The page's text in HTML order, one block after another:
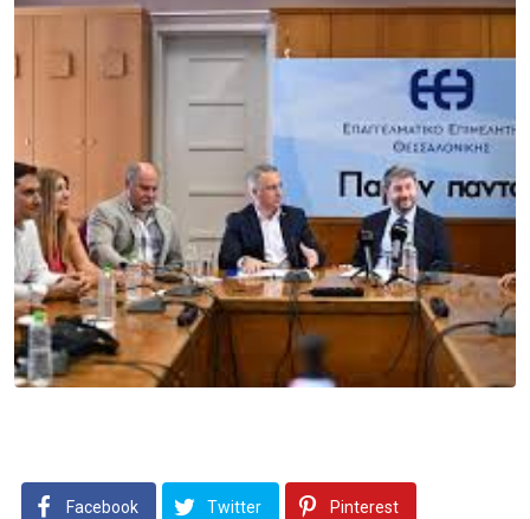
Facebook Twitter Pinterest